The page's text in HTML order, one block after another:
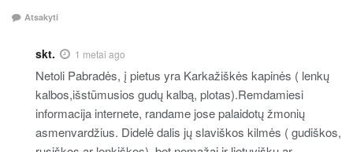
Atsakyti
skt. 1 metai ago
Netoli Pabradės, į pietus yra Karkažiškės kapinės ( lenkų
kalbos,išstūmusios gudų kalbą, plotas).Remdamiesi
informacija internete, randame jose palaidotų žmonių
asmenvardžius. Didelė dalis jų slaviškos kilmės ( gudiškos,